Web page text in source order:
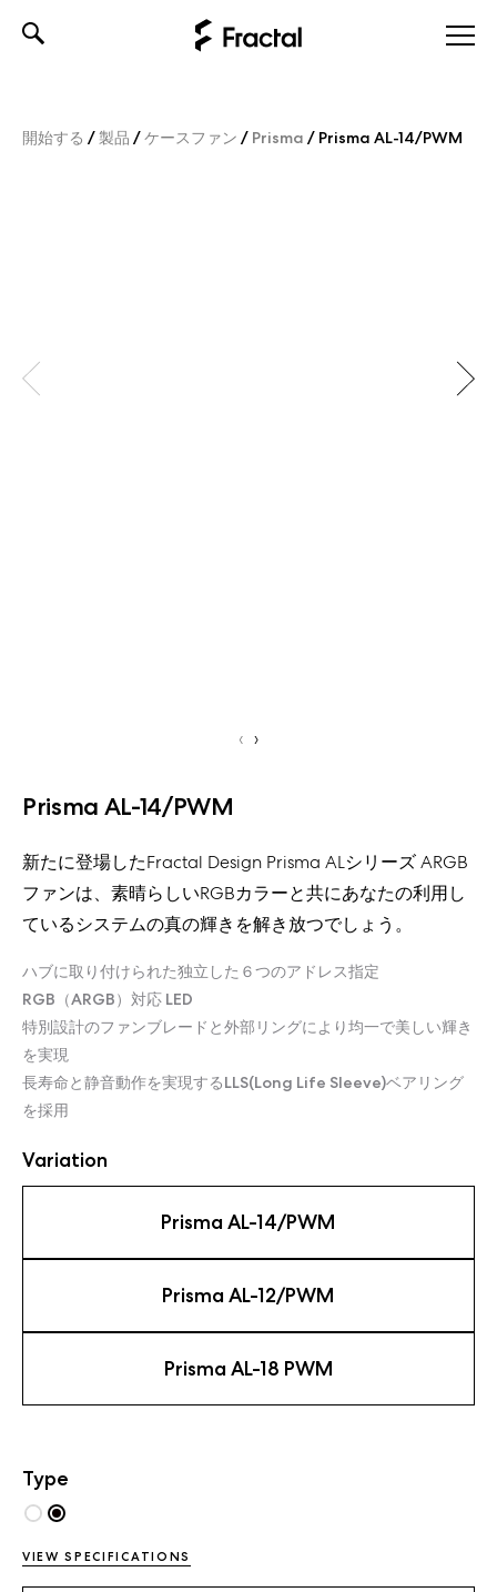
開始する /製品 /ケースファン / Prisma / Prisma AL-14/PWM
‹ ›
Prisma AL-14/PWM
新たに登場したFractal Design Prisma ALシリーズ ARGB
ファンは、素晴らしいRGBカラーと共にあなたの利用し
ているシステムの真の輝きを解き放つでしょう。
ハブに取り付けられた独立した６つのアドレス指定
RGB（ARGB）対応 LED
特別設計のファンブレードと外部リングにより均一で美しい輝き
を実現
長寿命と静音動作を実現するLLS(Long Life Sleeve)ベアリング
を採用
Variation
Prisma AL-14/PWM
Prisma AL-12/PWM
Prisma AL-18 PWM
Type
VIEW SPECIFICATIONS